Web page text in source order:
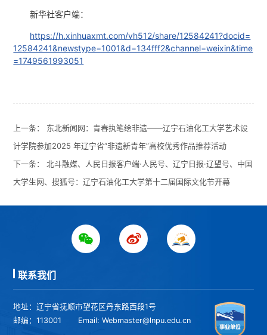
新华社客户端：
https://h.xinhuaxmt.com/vh512/share/12584241?docid=
12584241&newstype=1001&d=134fff2&channel=weixin&time
=1749561993051
上一条： 东北新闻网：青春执笔绘非遗——辽宁石油化工大学艺术设
计学院参加2025 年辽宁省“非遗新青年”高校优秀作品推荐活动
下一条：北斗融媒、人民日报客户端·人民号、辽宁日报·辽望号、中国
大学生网、搜狐号：辽宁石油化工大学第十二届国际文化节开幕
联系我们
地址：辽宁省抚顺市望花区丹东路西段1号
邮编：113001
Email: Webmaster@lnpu.edu.cn